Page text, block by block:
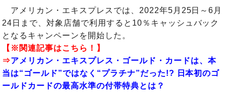
アメリカン・エキスプレスでは、2022年5月25日～6月
24日まで、対象店舗で利用すると10％キャッシュバック
となるキャンペーンを開始した。
【※関連記事はこちら！】
⇒アメリカン・エキスプレス・ゴールド・カードは、本
当は“ゴールド”ではなく“プラチナ”だった!? 日本初のゴ
ールドカードの最高水準の付帯特典とは？